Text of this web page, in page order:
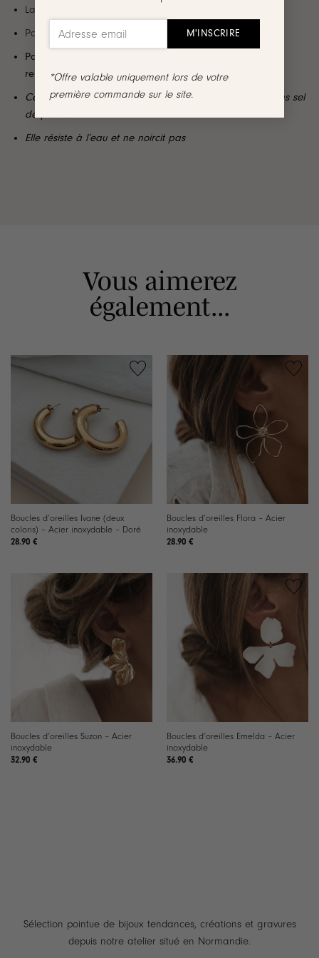
*Offre valable uniquement lors de votre
première commande sur le site.
La paire est très légère à porter !
Poids d’une boucle : 10.43g
Par mesure d’hygiène, les boucles d’oreilles ne sont ni
reprises, ni échangées
Cette paire est garantie sans nickel, sans cadmium, sans sel
de plomb
Elle résiste à l’eau et ne noircit pas
Vous aimerez
également...
Boucles d’oreilles Ivane (deux
coloris) – Acier inoxydable – Doré
28.90 €
Boucles d’oreilles Flora – Acier
inoxydable
28.90 €
Boucles d’oreilles Suzon – Acier
inoxydable
32.90 €
Boucles d’oreilles Emelda – Acier
inoxydable
36.90 €
Sélection pointue de bijoux tendances, créations et gravures
depuis notre atelier situé en Normandie.